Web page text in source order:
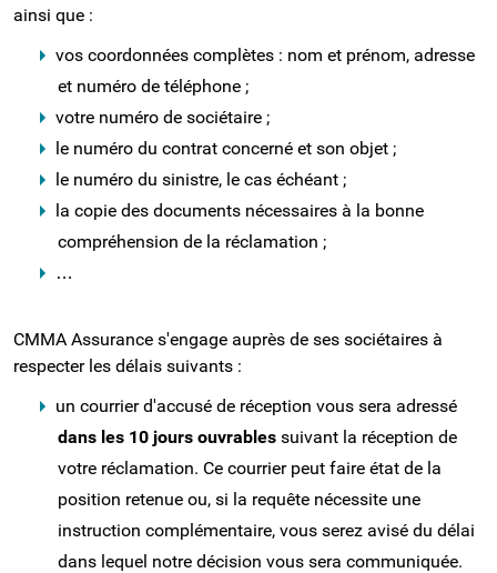
ainsi que :
vos coordonnées complètes : nom et prénom, adresse
et numéro de téléphone ;
votre numéro de sociétaire ;
le numéro du contrat concerné et son objet ;
le numéro du sinistre, le cas échéant ;
la copie des documents nécessaires à la bonne
compréhension de la réclamation ;
…
CMMA Assurance s'engage auprès de ses sociétaires à
respecter les délais suivants :
un courrier d'accusé de réception vous sera adressé
dans les 10 jours ouvrables suivant la réception de
votre réclamation. Ce courrier peut faire état de la
position retenue ou, si la requête nécessite une
instruction complémentaire, vous serez avisé du délai
dans lequel notre décision vous sera communiquée.